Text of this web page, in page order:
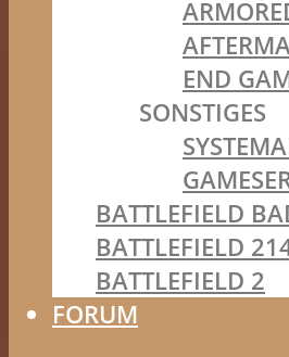
END
SONSTIGES
BATTLEFIELD
BATTLEFIELD
BATTLEFIELD 2
FORUM